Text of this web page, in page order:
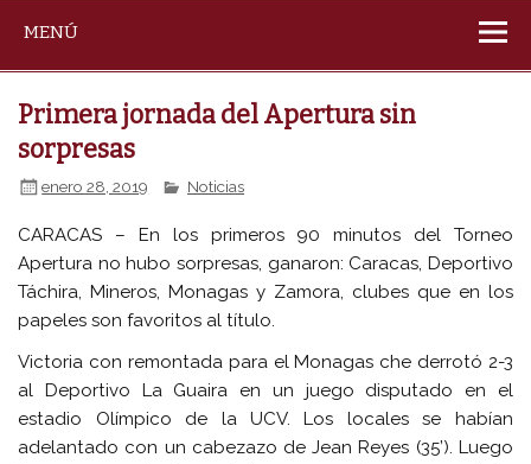
MENÚ
Primera jornada del Apertura sin
sorpresas
enero 28, 2019 Noticias
CARACAS – En los primeros 90 minutos del Torneo
Apertura no hubo sorpresas, ganaron: Caracas, Deportivo
Táchira, Mineros, Monagas y Zamora, clubes que en los
papeles son favoritos al título.
Victoria con remontada para el Monagas che derrotó 2-3
al Deportivo La Guaira en un juego disputado en el
estadio Olímpico de la UCV. Los locales se habían
adelantado con un cabezazo de Jean Reyes (35’). Luego